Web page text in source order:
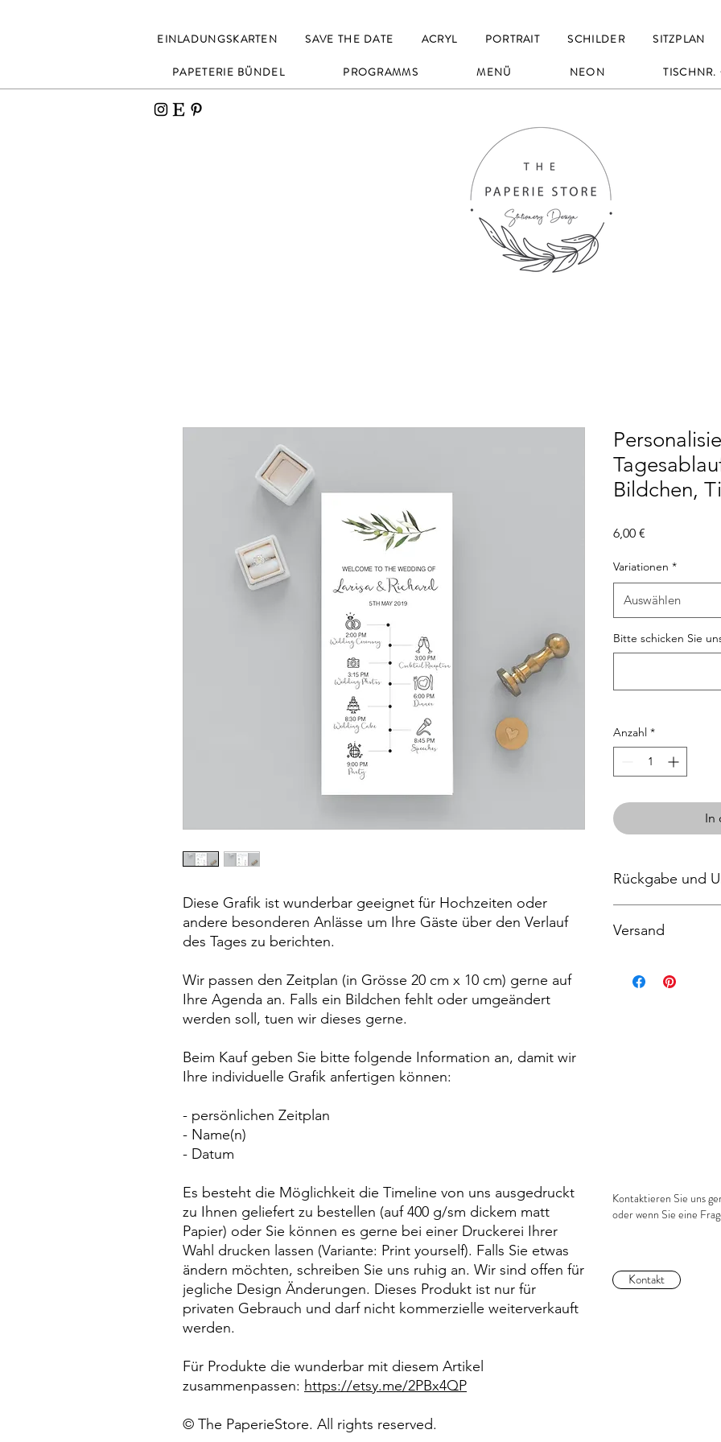
EINLADUNGSKARTEN SAVE THE DATE ACRYL PORTRAIT SCHILDER SITZPLAN
PAPETERIE BÜNDEL PROGRAMMS MENÜ NEON TISCHNR.
Diese Grafik ist wunderbar geeignet für Hochzeiten oder
andere besonderen Anlässe um Ihre Gäste über den Verlauf
des Tages zu berichten.
Wir passen den Zeitplan (in Grösse 20 cm x 10 cm) gerne auf
Ihre Agenda an. Falls ein Bildchen fehlt oder umgeändert
werden soll, tuen wir dieses gerne.
Beim Kauf geben Sie bitte folgende Information an, damit wir
Ihre individuelle Grafik anfertigen können:
- persönlichen Zeitplan
- Name(n)
- Datum
Es besteht die Möglichkeit die Timeline von uns ausgedruckt
zu Ihnen geliefert zu bestellen (auf 400 g/sm dickem matt
Papier) oder Sie können es gerne bei einer Druckerei Ihrer
Wahl drucken lassen (Variante: Print yourself). Falls Sie etwas
ändern möchten, schreiben Sie uns ruhig an. Wir sind offen für
jegliche Design Änderungen. Dieses Produkt ist nur für
privaten Gebrauch und darf nicht kommerzielle weiterverkauft
werden.
Für Produkte die wunderbar mit diesem Artikel
zusammenpassen: https://etsy.me/2PBx4QP
© The PaperieStore. All rights reserved.
Bildchen,
6,00 €
Variationen *
Auswählen
Bitte schicken Sie
Anzahl *
In
Rückgabe und
Umtäusche.
Versand
Kontaktieren Sie uns
oder wenn Sie eine
Kontakt